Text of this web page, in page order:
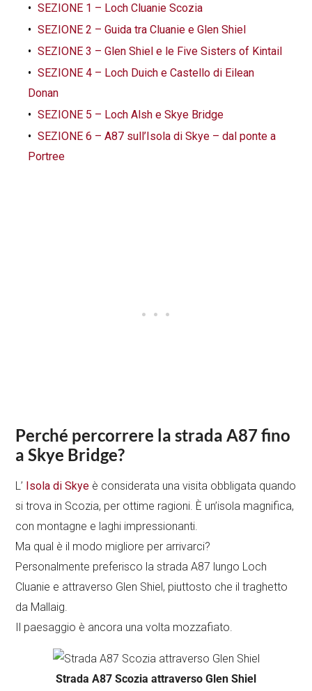
SEZIONE 1 – Loch Cluanie Scozia
SEZIONE 2 – Guida tra Cluanie e Glen Shiel
SEZIONE 3 – Glen Shiel e le Five Sisters of Kintail
SEZIONE 4 – Loch Duich e Castello di Eilean
Donan
SEZIONE 5 – Loch Alsh e Skye Bridge
SEZIONE 6 – A87 sull’Isola di Skye – dal ponte a
Portree
Perché percorrere la strada A87 fino
a Skye Bridge?
L’ Isola di Skye è considerata una visita obbligata quando
si trova in Scozia, per ottime ragioni. È un’isola magnifica,
con montagne e laghi impressionanti.
Ma qual è il modo migliore per arrivarci?
Personalmente preferisco la strada A87 lungo Loch
Cluanie e attraverso Glen Shiel, piuttosto che il traghetto
da Mallaig.
Il paesaggio è ancora una volta mozzafiato.
Strada A87 Scozia attraverso Glen Shiel